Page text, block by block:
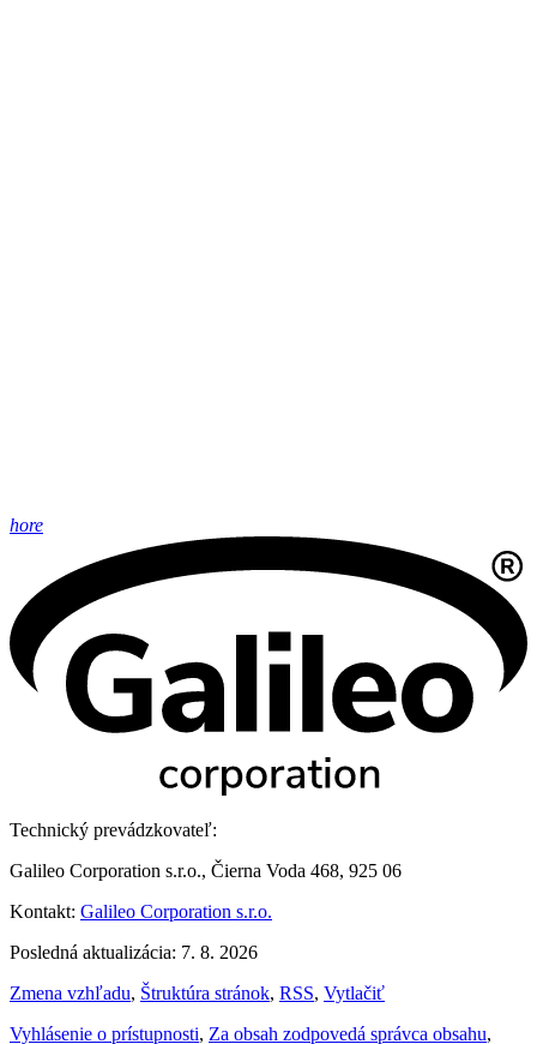
hore
Technický prevádzkovateľ:
Galileo Corporation s.r.o., Čierna Voda 468, 925 06
Kontakt: Galileo Corporation s.r.o.
Posledná aktualizácia: 7. 8. 2026
Zmena vzhľadu, Štruktúra stránok, RSS, Vytlačiť
Vyhlásenie o prístupnosti, Za obsah zodpovedá správca obsahu,